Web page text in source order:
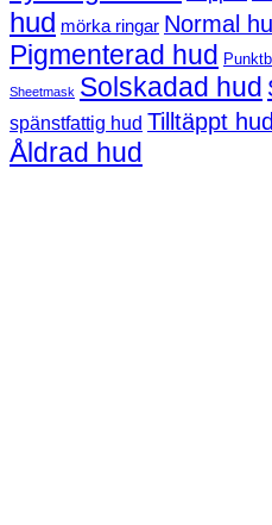
hud mörka ringar Normal
Pigmenterad hud
Sheetmask Solskadad hud
spänstfattig hud Tilltäppt hud
Åldrad hud